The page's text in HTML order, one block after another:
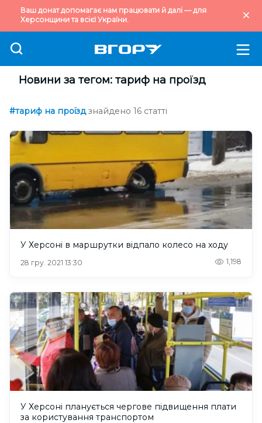
Ваш донат допомагає нам працювати й далі — для
Херсонщини та всієї України.
Новини за тегом: тариф на проїзд
#тариф на проїзд знайдено 16 статті
У Херсоні в маршрутки відпало колесо на ходу
28 гру. 2021 13:30 1,198
У Херсоні планується чергове підвищення плати
за користування транспортом